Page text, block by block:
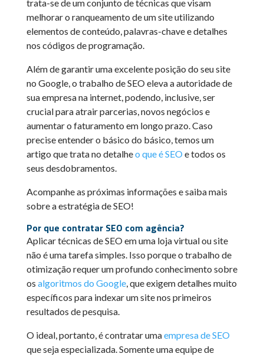
trata-se de um conjunto de técnicas que visam
melhorar o ranqueamento de um site utilizando
elementos de conteúdo, palavras-chave e detalhes
nos códigos de programação.
Além de garantir uma excelente posição do seu site
no Google, o trabalho de SEO eleva a autoridade de
sua empresa na internet, podendo, inclusive, ser
crucial para atrair parcerias, novos negócios e
aumentar o faturamento em longo prazo. Caso
precise entender o básico do básico, temos um
artigo que trata no detalheo que é SEOe todos os
seus desdobramentos.
Acompanhe as próximas informações e saiba mais
sobre a estratégia de SEO!
Por que contratar SEO com agência?
Aplicar técnicas de SEO em uma loja virtual ou site
não é uma tarefa simples. Isso porque o trabalho de
otimização requer um profundo conhecimento sobre
os algoritmos do Google, que exigem detalhes muito
específicos para indexar um site nos primeiros
resultados de pesquisa.
O ideal, portanto, é contratar umaempresa de SEO
que seja especializada. Somente uma equipe de